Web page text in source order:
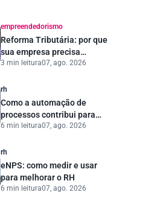
empreendedorismo
Reforma Tributária: por que
sua empresa precisa
começar a se preparar
3 min leitura07, ago. 2026
rh
Como a automação de
processos contribui para
uma gestão pública mais
6 min leitura07, ago. 2026
rh
eNPS: como medir e usar
para melhorar o RH
6 min leitura07, ago. 2026